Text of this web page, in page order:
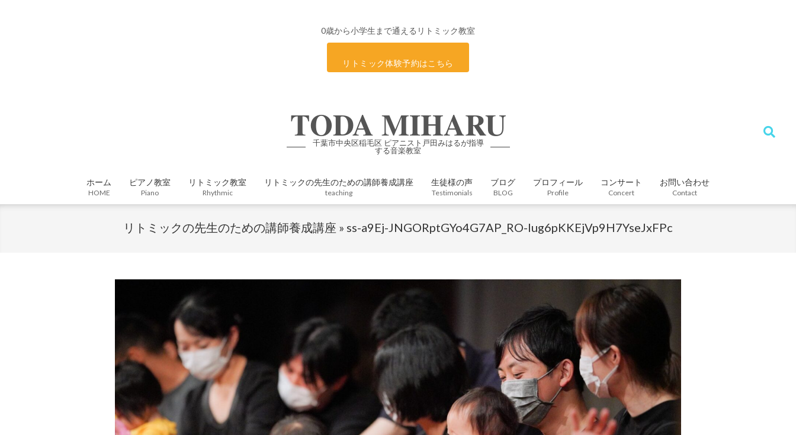
0歳から小学生まで通えるリトミック教室
リトミック体験予約はこちら
TODA MIHARU
千葉市中央区稲毛区 ピアニスト戸田みはるが指導
する音楽教室
Search
Navigation
Menu
ホーム
HOME
ピアノ教室
Piano
リトミック教室
Rhythmic
リトミックの先生のための講師養成講座
teaching
生徒様の声
Testimonials
ブログ
BLOG
プロフィール
Profile
コンサート
Concert
お問い合わせ
Contact
リトミックの先生のための講師養成講座 » ss-a9Ej-JNGORptGYo4G7AP_RO-Iug6pKKEjVp9H7YseJxFPc